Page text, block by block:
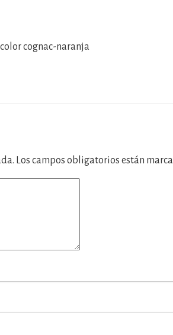
cognac-naranja
Los campos obligatorios están